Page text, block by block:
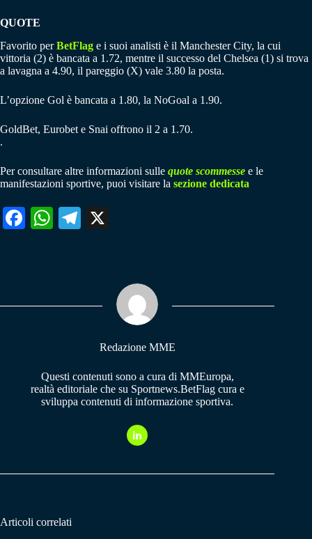
QUOTE
Favorito perBetFlag e i suoi analisti è il Manchester City, la cui
vittoria (2) è bancata a 1.72, mentre il successo del Chelsea (1) si trova
a lavagna a 4.90, il pareggio (X) vale 3.80 la posta.
L’opzione Gol è bancata a 1.80, la NoGoal a 1.90.
GoldBet, Eurobet e Snai offrono il 2 a 1.70.
.
Per consultare altre informazioni sulle quote scommesse e le
manifestazioni sportive, puoi visitare la sezione dedicata
Fa W
pp
Te
m
Redazione MME
Questi contenuti sono a cura di MMEuropa,
realtà editoriale che su Sportnews.BetFlag cura e
sviluppa contenuti di informazione sportiva.
Articoli correlati